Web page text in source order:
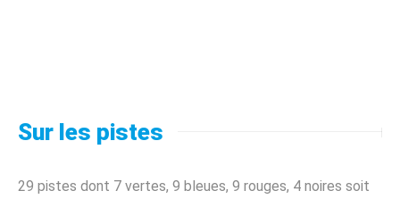
Sur les pistes
29 pistes dont 7 vertes, 9 bleues, 9 rouges, 4 noires soit